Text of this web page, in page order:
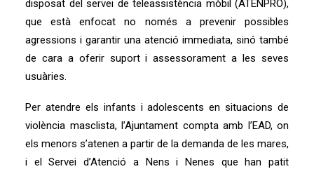
disposat del servei de teleassistència mòbil (ATENPRO),
que està enfocat no només a prevenir possibles
agressions i garantir una atenció immediata, sinó també
de cara a oferir suport i assessorament a les seves
usuàries.
Per atendre els infants i adolescents en situacions de
violència masclista, l’Ajuntament compta amb l’EAD, on
els menors s’atenen a partir de la demanda de les mares,
i el Servei d’Atenció a Nens i Nenes que han patit